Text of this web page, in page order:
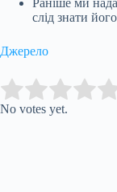
Раніше ми
слід знати
Джерело
Rate this item:
No votes yet.